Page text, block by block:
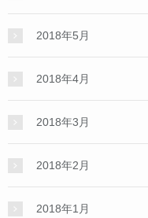
2018年5月
2018年4月
2018年3月
2018年2月
2018年1月